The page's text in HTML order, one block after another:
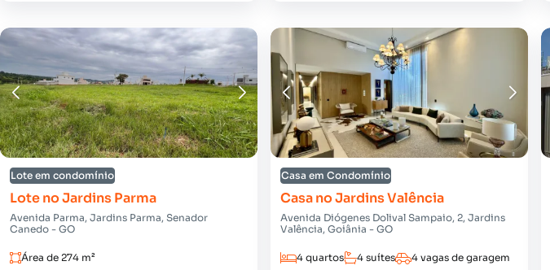
Lote em condomínio
Lote no Jardins Parma
Avenida Parma, Jardins Parma, Senador
Canedo - GO
Área de 274 m²
Casa em Condomínio
Casa no Jardins Valência
Avenida Diógenes Dolival Sampaio, 2, Jardins
Valência, Goiânia - GO
4 quartos 4 suítes
4 vagas de garagem